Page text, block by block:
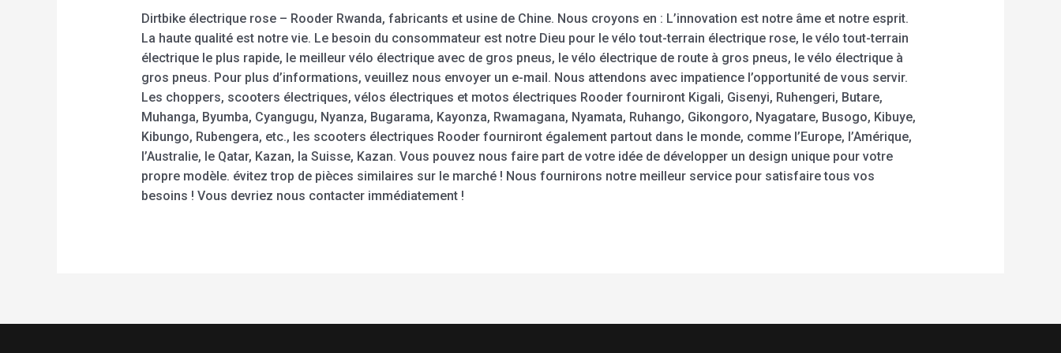
Dirtbike électrique rose – Rooder Rwanda, fabricants et usine de Chine. Nous croyons en : L’innovation est notre âme et notre esprit.
La haute qualité est notre vie. Le besoin du consommateur est notre Dieu pour le vélo tout-terrain électrique rose, le vélo tout-terrain
électrique le plus rapide, le meilleur vélo électrique avec de gros pneus, le vélo électrique de route à gros pneus, le vélo électrique à
gros pneus. Pour plus d’informations, veuillez nous envoyer un e-mail. Nous attendons avec impatience l’opportunité de vous servir.
Les choppers, scooters électriques, vélos électriques et motos électriques Rooder fourniront Kigali, Gisenyi, Ruhengeri, Butare,
Muhanga, Byumba, Cyangugu, Nyanza, Bugarama, Kayonza, Rwamagana, Nyamata, Ruhango, Gikongoro, Nyagatare, Busogo, Kibuye,
Kibungo, Rubengera, etc., les scooters électriques Rooder fourniront également partout dans le monde, comme l’Europe, l’Amérique,
l’Australie, le Qatar, Kazan, la Suisse, Kazan. Vous pouvez nous faire part de votre idée de développer un design unique pour votre
propre modèle. évitez trop de pièces similaires sur le marché ! Nous fournirons notre meilleur service pour satisfaire tous vos
besoins ! Vous devriez nous contacter immédiatement !